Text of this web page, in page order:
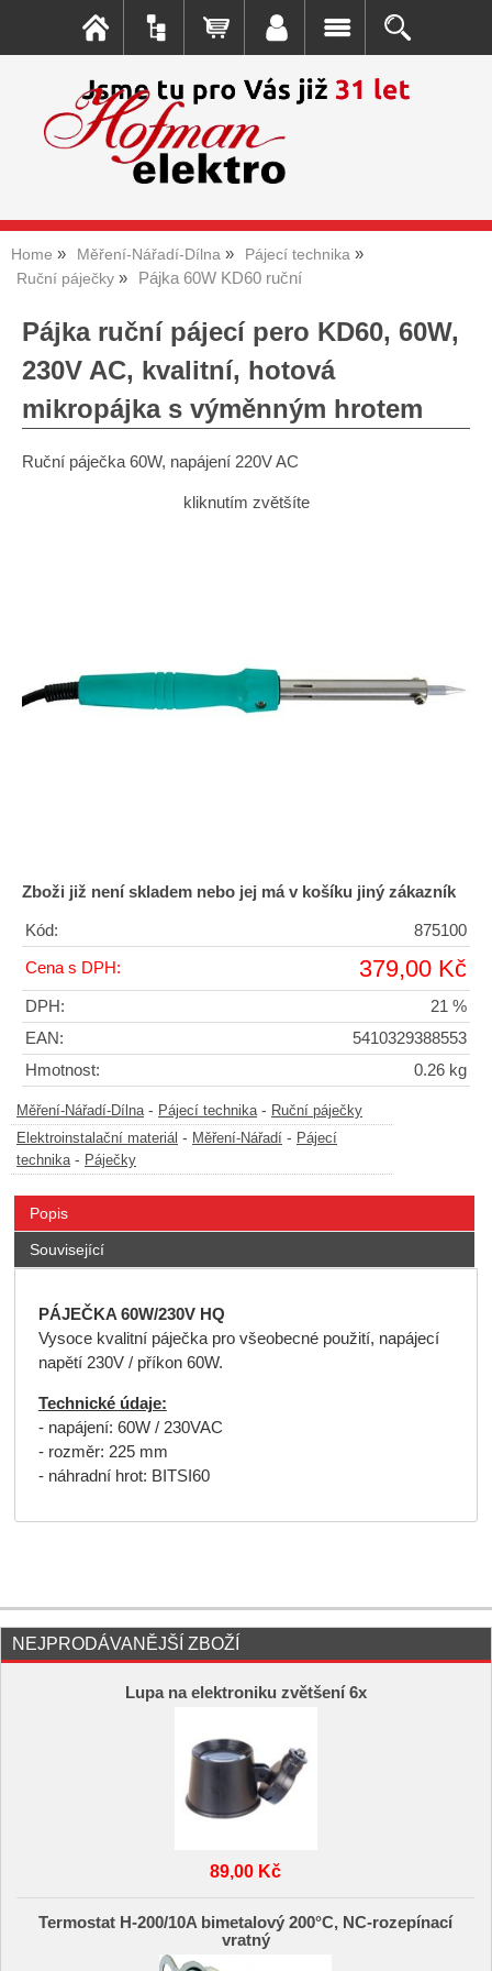
Home Měření-Nářadí-Dílna
Pájecí technika
Ruční páječky
Pájka 60W KD60 ruční
Pájka ruční pájecí pero KD60, 60W,
230V AC, kvalitní, hotová
mikropájka s výměnným hrotem
Ruční páječka 60W, napájení 220V AC
kliknutím zvětšíte
Zboži již není skladem nebo jej má v košíku jiný zákazník
Kód: 875100
Cena s DPH: 379,00 Kč
DPH:
21 %
EAN:
5410329388553
Hmotnost:
0.26 kg
Měření-Nářadí-Dílna- Pájecí technika- Ruční páječky
Elektroinstalační materiál - Měření-Nářadí - Pájecí
technika- Páječky
Popis
Související
PÁJEČKA 60W/230V HQ
Vysoce kvalitní páječka pro všeobecné použití, napájecí
napětí 230V / příkon 60W.
Technické údaje:
- napájení: 60W / 230VAC
- rozměr: 225 mm
- náhradní hrot: BITSI60
NEJPRODÁVANĚJŠÍ ZBOŽÍ
Lupa na elektroniku zvětšení 6x
89,00 Kč
Termostat H-200/10A bimetalový 200°C, NC-rozepínací
vratný